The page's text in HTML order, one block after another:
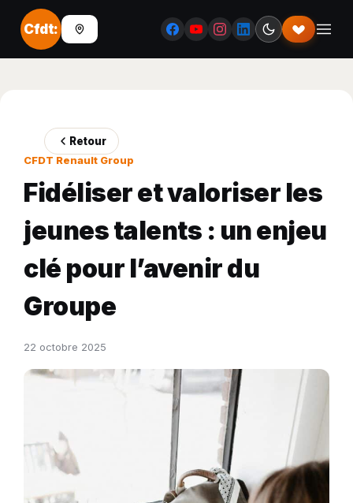
Cfdt:
Retour
CFDT Renault Group
Fidéliser et valoriser les
jeunes talents : un enjeu
clé pour l’avenir du
Groupe
22 octobre 2025